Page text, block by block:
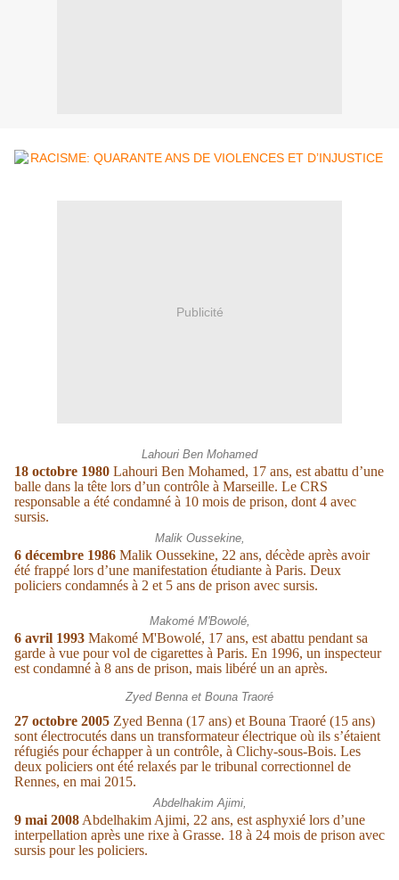
Publicité
Lahouri Ben Mohamed
18 octobre 1980 Lahouri Ben Mohamed, 17 ans, est abattu d’une
balle dans la tête lors d’un contrôle à Marseille. Le CRS
responsable a été condamné à 10 mois de prison, dont 4 avec
sursis.
Malik Oussekine,
6 décembre 1986 Malik Oussekine, 22 ans, décède après avoir
été frappé lors d’une manifestation étudiante à Paris. Deux
policiers condamnés à 2 et 5 ans de prison avec sursis.
Makomé M'Bowolé,
6 avril 1993 Makomé M'Bowolé, 17 ans, est abattu pendant sa
garde à vue pour vol de cigarettes à Paris. En 1996, un inspecteur
est condamné à 8 ans de prison, mais libéré un an après.
Zyed Benna et Bouna Traoré
27 octobre 2005 Zyed Benna (17 ans) et Bouna Traoré (15 ans)
sont électrocutés dans un transformateur électrique où ils s’étaient
réfugiés pour échapper à un contrôle, à Clichy-sous-Bois. Les
deux policiers ont été relaxés par le tribunal correctionnel de
Rennes, en mai 2015.
Abdelhakim Ajimi,
9 mai 2008 Abdelhakim Ajimi, 22 ans, est asphyxié lors d’une
interpellation après une rixe à Grasse. 18 à 24 mois de prison avec
sursis pour les policiers.